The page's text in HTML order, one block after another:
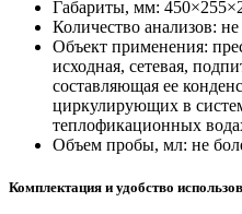
Габариты, мм:
Количество анализов:
Объект применения:
исходная, сетевая,
составляющая ее
циркулирующих в
теплофикационных
Объем пробы, мл: не
Комплектация и удобство